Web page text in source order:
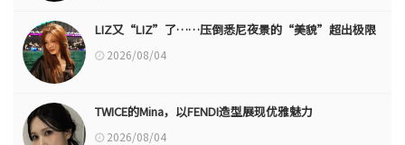
LIZ又“LIZ”了……压倒悉尼夜景的“美貌”超出极限
2026/08/04
TWICE的Mina，以FENDI造型展现优雅魅力
2026/08/04